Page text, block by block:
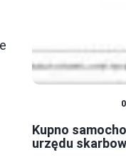
Kupno
urzędu